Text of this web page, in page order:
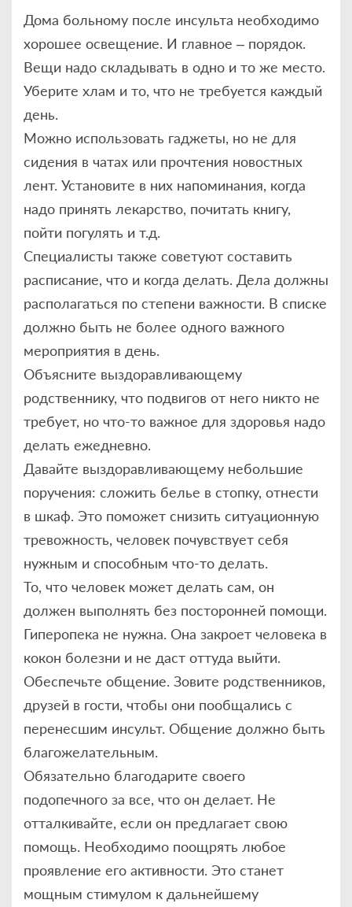
Дома больному после инсульта необходимо
хорошее освещение. И главное – порядок.
Вещи надо складывать в одно и то же место.
Уберите хлам и то, что не требуется каждый
день.
Можно использовать гаджеты, но не для
сидения в чатах или прочтения новостных
лент. Установите в них напоминания, когда
надо принять лекарство, почитать книгу,
пойти погулять и т.д.
Специалисты также советуют составить
расписание, что и когда делать. Дела должны
располагаться по степени важности. В списке
должно быть не более одного важного
мероприятия в день.
Объясните выздоравливающему
родственнику, что подвигов от него никто не
требует, но что-то важное для здоровья надо
делать ежедневно.
Давайте выздоравливающему небольшие
поручения: сложить белье в стопку, отнести
в шкаф. Это поможет снизить ситуационную
тревожность, человек почувствует себя
нужным и способным что-то делать.
То, что человек может делать сам, он
должен выполнять без посторонней помощи.
Гиперопека не нужна. Она закроет человека в
кокон болезни и не даст оттуда выйти.
Обеспечьте общение. Зовите родственников,
друзей в гости, чтобы они пообщались с
перенесшим инсульт. Общение должно быть
благожелательным.
Обязательно благодарите своего
подопечного за все, что он делает. Не
отталкивайте, если он предлагает свою
помощь. Необходимо поощрять любое
проявление его активности. Это станет
мощным стимулом к дальнейшему